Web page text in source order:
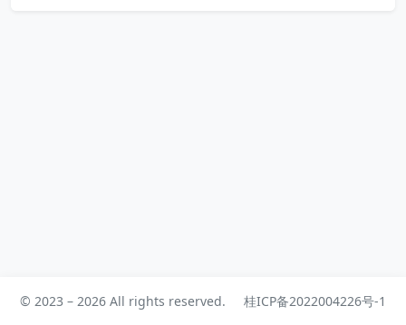
© 2023 – 2026 All rights reserved. 桂ICP备2022004226号-1